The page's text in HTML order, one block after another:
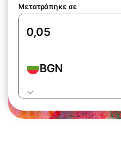
Μετατράπηκε σε
BGN